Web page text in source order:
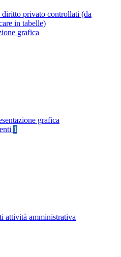
privato controllati (da
in tabelle)
grafica
grafica
1
attività amministrativa